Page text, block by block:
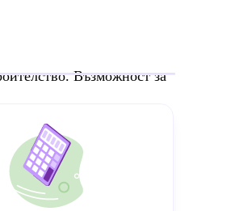
Възможност за